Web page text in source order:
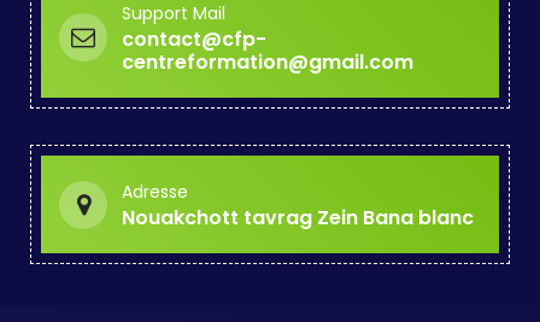
Support Mail
contact@cfp-
centreformation@gmail.com
Adresse
Nouakchott tavrag Zein Bana blanc